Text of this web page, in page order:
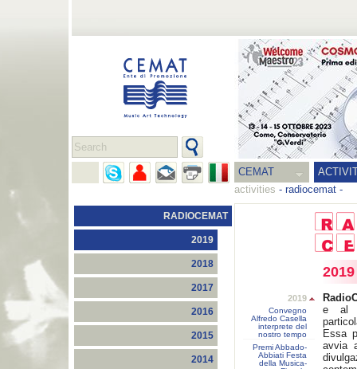
CEMAT
activities - radiocemat -
RADIOCEMAT
2019
2018
2017
2016
2015
2014
2019
Convegno
Alfredo Casella
interprete del
nostro tempo
Premi Abbado-
Abbiati Festa
della Musica-
2019
e al
Essa
avvia